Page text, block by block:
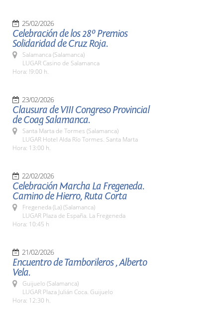
25/02/2026
Celebración de los 28º Premios
Solidaridad de Cruz Roja.
Salamanca (Salamanca)
LUGAR Casino de Salamanca
Hora: !9:00 h.
23/02/2026
Clausura de VIII Congreso Provincial
de Coag Salamanca.
Santa Marta de Tormes (Salamanca)
LUGAR Hotel Alda Río Tormes. Santa Marta
Hora: 13:00 h.
22/02/2026
Celebración Marcha La Fregeneda.
Camino de Hierro, Ruta Corta
Fregeneda (La) (Salamanca)
LUGAR Plaza de España. La Fregeneda
Hora: 10:45 h
21/02/2026
Encuentro de Tamborileros , Alberto
Vela.
Guijuelo (Salamanca)
LUGAR Plaza Julián Coca. Guijuelo
Hora: 12:30 h.